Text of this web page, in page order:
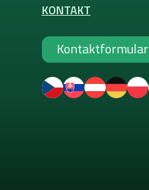
KONTAKT
Kontaktformular